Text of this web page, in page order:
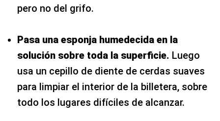
pero no del grifo.
Pasa una esponja humedecida en la
solución sobre toda la superficie. Luego
usa un cepillo de diente de cerdas suaves
para limpiar el interior de la billetera, sobre
todo los lugares difíciles de alcanzar.